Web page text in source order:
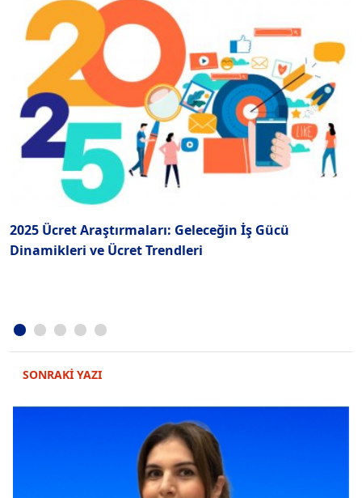
2025 Ücret Araştırmaları: Geleceğin İş Gücü
Dinamikleri ve Ücret Trendleri
SONRAKİ YAZI